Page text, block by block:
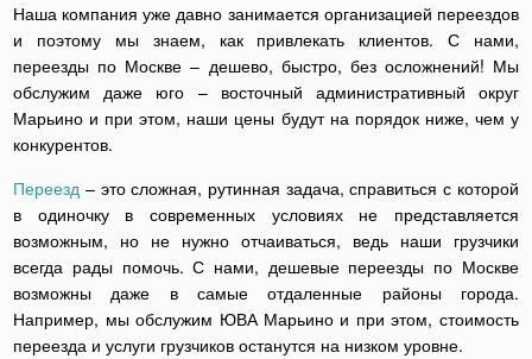
Наша компания уже давно занимается организацией переездов
и поэтому мы знаем, как привлекать клиентов. С нами,
переезды по Москве – дешево, быстро, без осложнений! Мы
обслужим даже юго – восточный административный округ
Марьино и при этом, наши цены будут на порядок ниже, чем у
конкурентов.
Переезд – это сложная, рутинная задача, справиться с которой
в одиночку в современных условиях не представляется
возможным, но не нужно отчаиваться, ведь наши грузчики
всегда рады помочь. С нами, дешевые переезды по Москве
возможны даже в самые отдаленные районы города.
Например, мы обслужим ЮВА Марьино и при этом, стоимость
переезда и услуги грузчиков останутся на низком уровне.